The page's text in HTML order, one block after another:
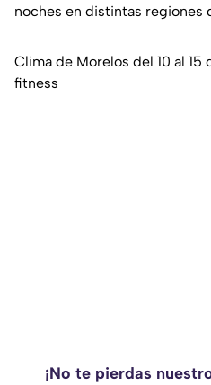
noches en distintas regiones
Clima de Morelos del 10 al 15
fitness
¡No te pierdas